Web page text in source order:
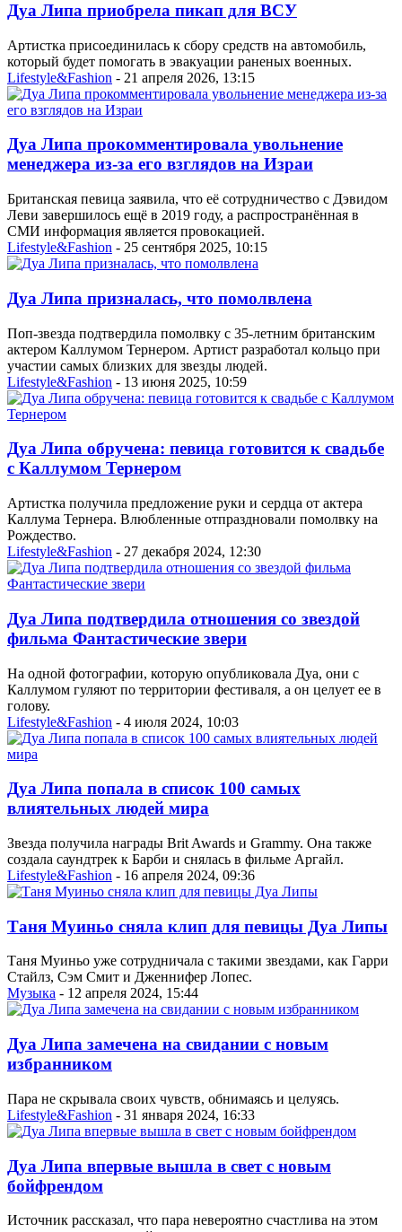
Дуа Липа приобрела пикап для ВСУ
Артистка присоединилась к сбору средств на автомобиль,
который будет помогать в эвакуации раненых военных.
Lifestyle&Fashion - 21 апреля 2026, 13:15
Дуа Липа прокомментировала увольнение
менеджера из-за его взглядов на Израи
Британская певица заявила, что её сотрудничество с Дэвидом
Леви завершилось ещё в 2019 году, а распространённая в
СМИ информация является провокацией.
Lifestyle&Fashion - 25 сентября 2025, 10:15
Дуа Липа призналась, что помолвлена
Поп-звезда подтвердила помолвку с 35-летним британским
актером Каллумом Тернером. Артист разработал кольцо при
участии самых близких для звезды людей.
Lifestyle&Fashion - 13 июня 2025, 10:59
Дуа Липа обручена: певица готовится к свадьбе
с Каллумом Тернером
Артистка получила предложение руки и сердца от актера
Каллума Тернера. Влюбленные отпраздновали помолвку на
Рождество.
Lifestyle&Fashion - 27 декабря 2024, 12:30
Дуа Липа подтвердила отношения со звездой
фильма Фантастические звери
На одной фотографии, которую опубликовала Дуа, они с
Каллумом гуляют по территории фестиваля, а он целует ее в
голову.
Lifestyle&Fashion - 4 июля 2024, 10:03
Дуа Липа попала в список 100 самых
влиятельных людей мира
Звезда получила награды Brit Awards и Grammy. Она также
создала саундтрек к Барби и снялась в фильме Аргайл.
Lifestyle&Fashion - 16 апреля 2024, 09:36
Таня Муиньо сняла клип для певицы Дуа Липы
Таня Муиньо уже сотрудничала с такими звездами, как Гарри
Стайлз, Сэм Смит и Дженнифер Лопес.
Музыка - 12 апреля 2024, 15:44
Дуа Липа замечена на свидании с новым
избранником
Пара не скрывала своих чувств, обнимаясь и целуясь.
Lifestyle&Fashion - 31 января 2024, 16:33
Дуа Липа впервые вышла в свет с новым
бойфрендом
Источник рассказал, что пара невероятно счастлива на этом